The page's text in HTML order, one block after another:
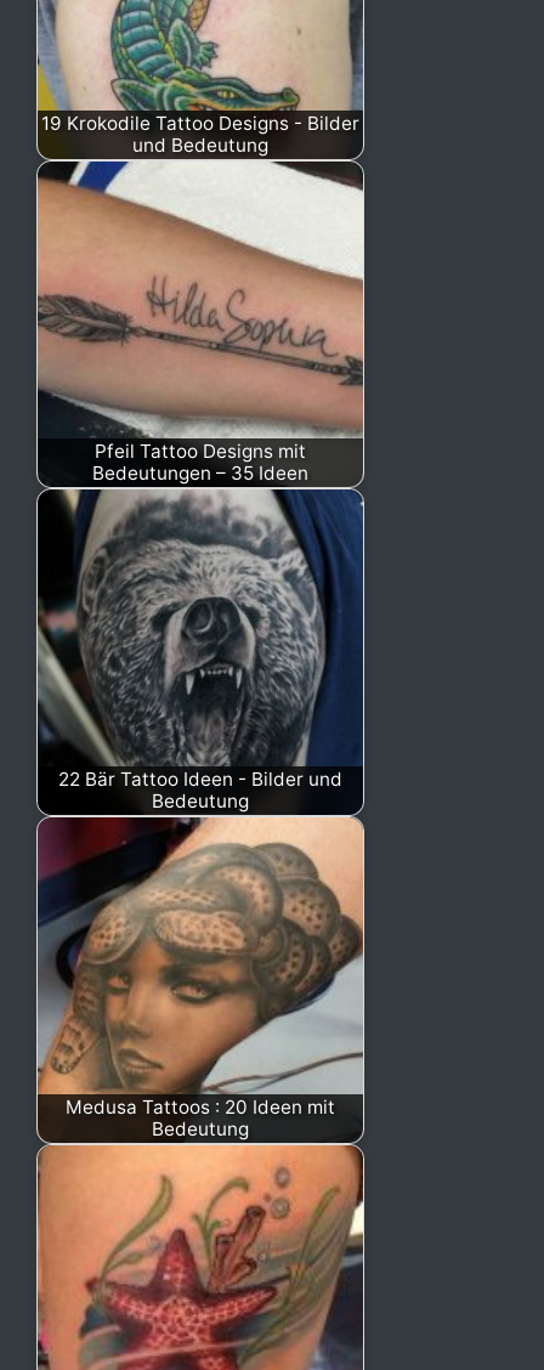
19 Krokodile Tattoo Designs - Bilder
und Bedeutung
Pfeil Tattoo Designs mit
Bedeutungen – 35 Ideen
22 Bär Tattoo Ideen - Bilder und
Bedeutung
Medusa Tattoos : 20 Ideen mit
Bedeutung